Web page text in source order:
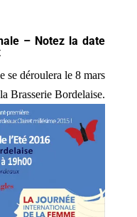
– Notez la date
se déroulera le 8 mars
Brasserie Bordelaise.